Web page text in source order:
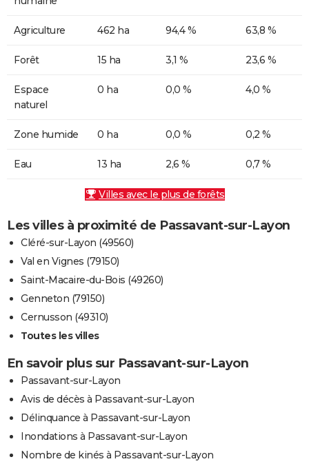
Agriculture 462 ha 94,4 % 63,8 %
Forêt 15 ha 3,1 % 23,6 %
Espace
naturel
0 ha 0,0 % 4,0 %
Zone humide 0 ha 0,0 % 0,2 %
Eau 13 ha 2,6 % 0,7 %
Villes avec le plus de forêts
Les villes à proximité de Passavant-sur-Layon
Cléré-sur-Layon (49560)
Val en Vignes (79150)
Saint-Macaire-du-Bois (49260)
Genneton (79150)
Cernusson (49310)
Toutes les villes
En savoir plus sur Passavant-sur-Layon
Passavant-sur-Layon
Avis de décès à Passavant-sur-Layon
Délinquance à Passavant-sur-Layon
Inondations à Passavant-sur-Layon
Nombre de kinés à Passavant-sur-Layon